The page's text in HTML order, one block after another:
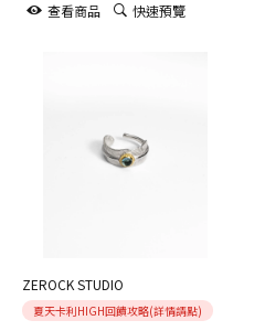
查看商品 快速預覽
ZEROCK STUDIO
夏天卡利HIGH回饋攻略(詳情請點)